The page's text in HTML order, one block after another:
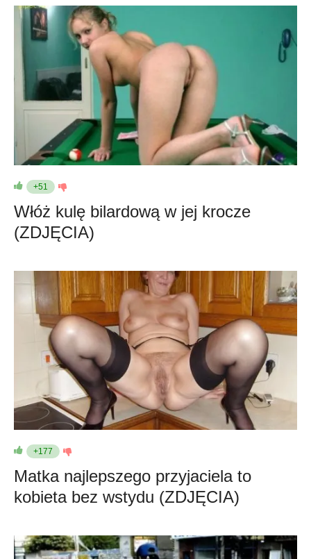
+51
Włóż kulę bilardową w jej krocze
(ZDJĘCIA)
+177
Matka najlepszego przyjaciela to
kobieta bez wstydu (ZDJĘCIA)